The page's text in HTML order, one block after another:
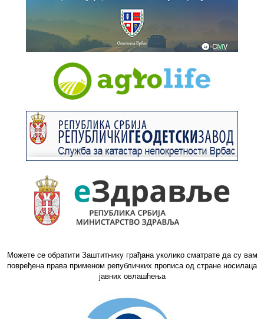
Можете се обратити Заштитнику грађана уколико сматрате да су вам
повређена права применом републичких прописа од стране носилаца
јавних овлашћења